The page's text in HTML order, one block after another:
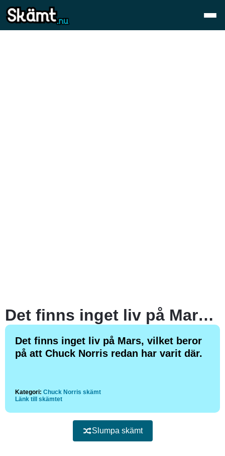
Det finns inget liv på Mars, vilket beror på att Chuck Norris redan har varit där.
Det finns inget liv på Mars, vilket beror
på att Chuck Norris redan har varit där.
Kategori: Chuck Norris skämt
Länk till skämtet
Slumpa skämt